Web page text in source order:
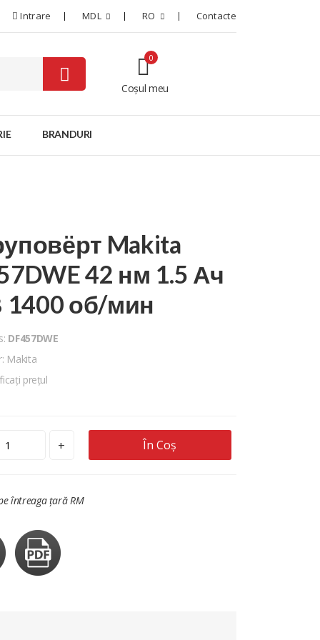
Intrare MDL RO Contacte
Coșul meu
0
BRANDURI
Makita
42 нм 1.5 Ач
1400 об/мин
DF457DWE
Makita
prețul
+ În Coș
întreaga țară RM